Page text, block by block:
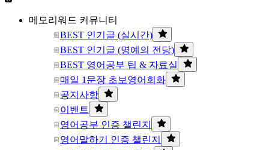
메모리워드 커뮤니티
BEST 인기글 (실시간)
BEST 인기글 (명예의 전당)
BEST 영어공부 팁 & 자료실
매일 1문장 초보영어회화
공지사항
이벤트
영어공부 인증 챌린지
영어말하기 인증 챌린지